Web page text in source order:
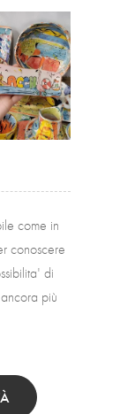
come in
conoscere
di
più